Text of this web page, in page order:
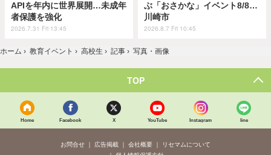
APIを年内に世界展開…未成年
者保護を強化
2026.7.31 Fri 13:45
ぶ「おさかな」イベント8/8…
川崎市
2026.8.7 Fri 10:45
ホーム › 教育イベント › 高校生 › 記事 › 写真・画像
TOP
Home Facebook X YouTube Instagram line
お問合せ 広告掲載 会社概要
リセマムについて